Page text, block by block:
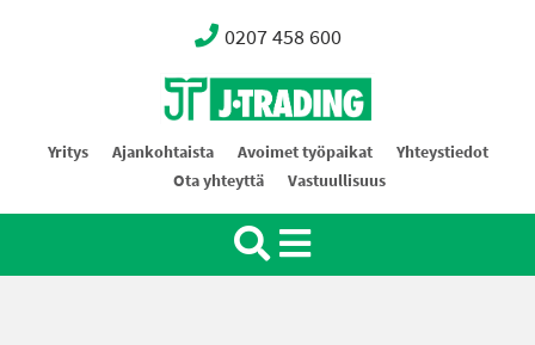
0207 458 600
Oy J-Trading Ab
Yritys Ajankohtaista Avoimet työpaikat
Yhteystiedot
Ota yhteyttä
Vastuullisuus